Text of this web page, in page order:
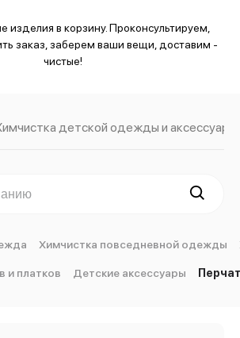
изделия в корзину. Проконсультируем,
заказ, заберем ваши вещи, доставим -
чистые!
детской одежды и
Химчистка повседневной одежды
и платков Детские аксессуары